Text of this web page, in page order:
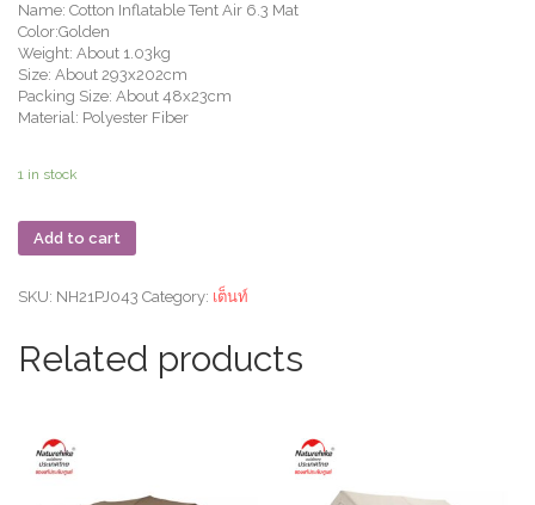
Name: Cotton Inflatable Tent Air 6.3 Mat
Color:Golden
Weight: About 1.03kg
Size: About 293x202cm
Packing Size: About 48x23cm
Material: Polyester Fiber
1 in stock
Add to cart
SKU: NH21PJ043 Category: เต็นท์
Related products